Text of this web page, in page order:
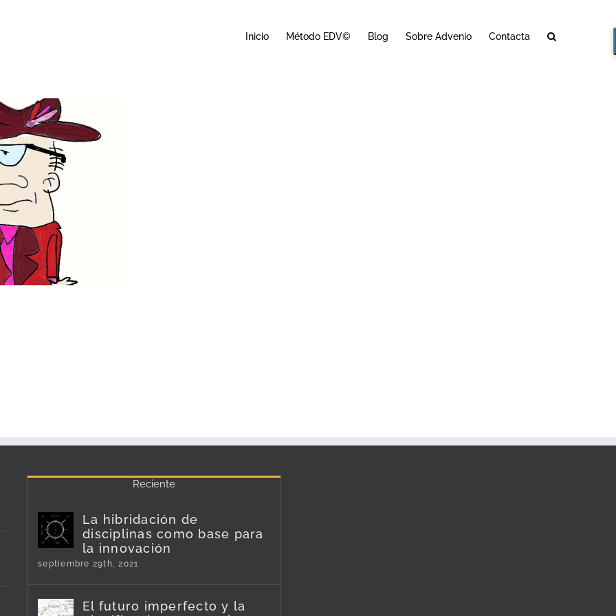
Inicio Método EDV© Blog Sobre Advenio Contacta
Reciente
La hibridación de
disciplinas como base para
la innovación
septiembre 29th, 2021
El futuro imperfecto y la